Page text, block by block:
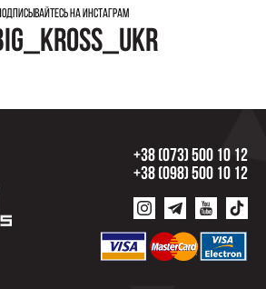
на инстаграм
+38 (073) 500 10 12
+38 (098) 500 10 12